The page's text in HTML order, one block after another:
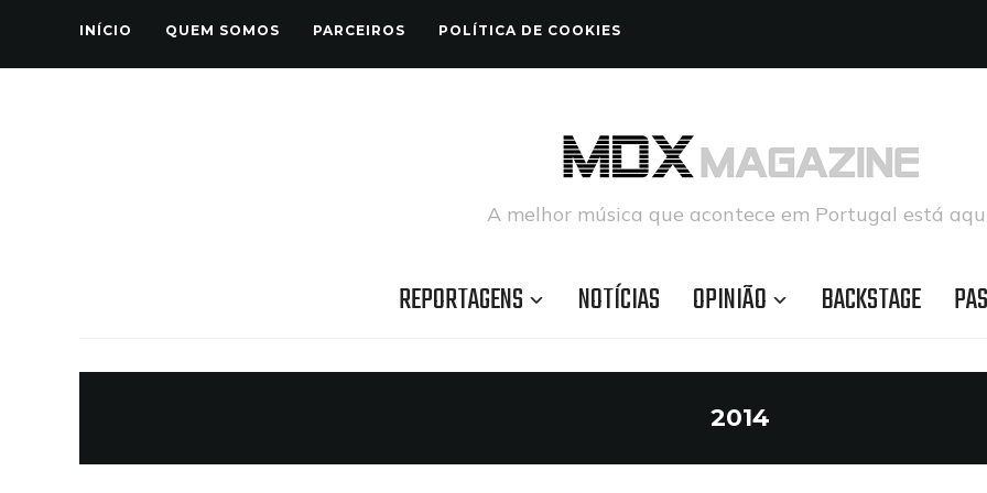
INÍCIO QUEM SOMOS PARCEIROS POLÍTICA DE COOKIES
A melhor música que acontece em Portugal está
REPORTAGENS NOTÍCIAS OPINIÃO BACKSTAGE
2014